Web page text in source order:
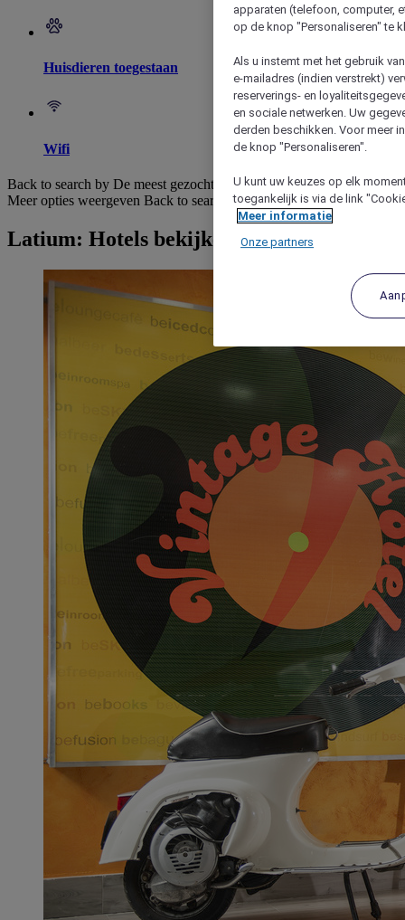
Huisdieren toegestaan
Wifi
Back to search by De meest gezochte
Meer opties weergeven Back to search by categories
Latium: Hotels bekijken
apparaten (telefoon, computer,
op de knop "Personaliseren" te
Als u instemt met het gebruik
e-mailadres (indien verstrekt)
reserverings- en
en sociale netwerken. Uw
derden beschikken. Voor meer
de knop "Personaliseren".
U kunt uw keuzes op elk
toegankelijk is via de link
Meer informatie
Onze partners